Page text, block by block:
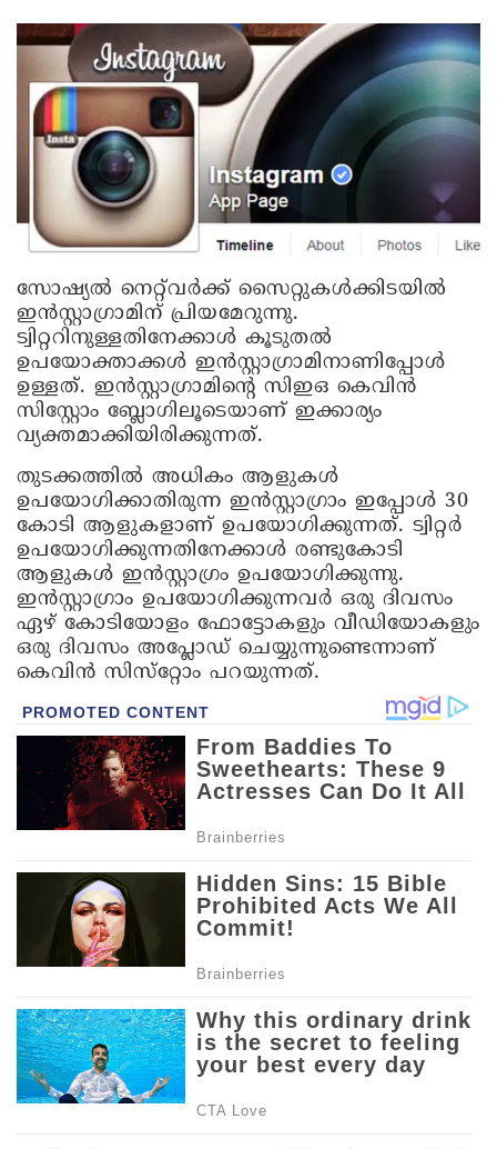
സോഷ്യൽ നെറ്റ്‌വർക്ക് സൈറ്റുകൾക്കിടയിൽ
ഇൻസ്റ്റാഗ്രാമിന് പ്രിയമേറുന്നു.
ട്വിറ്ററിനുള്ളതിനേക്കാൾ കൂടുതൽ
ഉപയോക്താക്കൾ ഇൻസ്റ്റാഗ്രാമിനാണിപ്പോൾ
ഉള്ളത്. ഇൻസ്റ്റാഗ്രാമിന്റെ സിഇഒ കെവിൻ
സിസ്റ്റോം ബ്ലോഗിലൂടെയാണ് ഇക്കാര്യം
വ്യക്തമാക്കിയിരിക്കുന്നത്.
തുടക്കത്തിൽ അധികം ആളുകൾ
ഉപയോഗിക്കാതിരുന്ന ഇൻസ്റ്റാഗ്രാം ഇപ്പോൾ 30
കോടി ആളുകളാണ് ഉപയോഗിക്കുന്നത്. ട്വിറ്റർ
ഉപയോഗിക്കുന്നതിനേക്കാൾ രണ്ടുകോടി
ആളുകൾ ഇൻസ്റ്റാഗ്രം ഉപയോഗിക്കുന്നു.
ഇൻസ്റ്റാഗ്രാം ഉപയോഗിക്കുന്നവർ ഒരു ദിവസം
ഏഴ് കോടിയോളം ഫോട്ടോകളും വീഡിയോകളും
ഒരു ദിവസം അപ്ലോഡ് ചെയ്യുന്നുണ്ടെന്നാണ്
കെവിൻ സിസ്‌റ്റോം പറയുന്നത്.